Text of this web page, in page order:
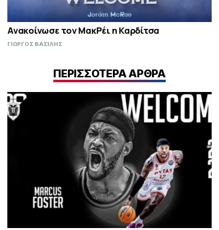
Ανακοίνωσε τον ΜακΡέι η Καρδίτσα
ΓΙΩΡΓΟΣ ΒΑΣΙΛΗΣ
ΠΕΡΙΣΣΟΤΕΡΑ ΑΡΘΡΑ